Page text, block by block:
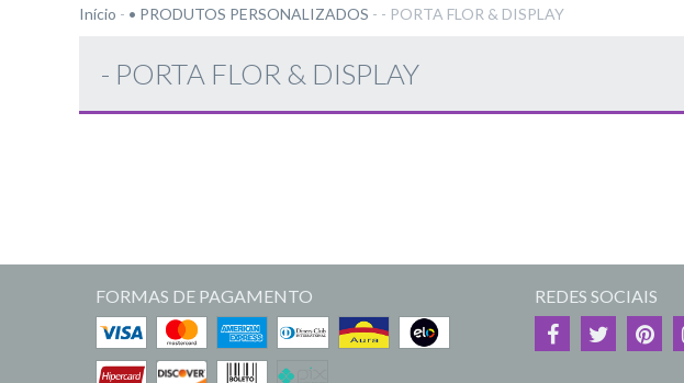
Início - • PRODUTOS PERSONALIZADOS - - PORTA FLOR & DISPLAY
- PORTA FLOR & DISPLAY
FORMAS DE PAGAMENTO REDES SOCIAIS